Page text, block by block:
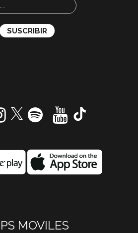
MOVILES